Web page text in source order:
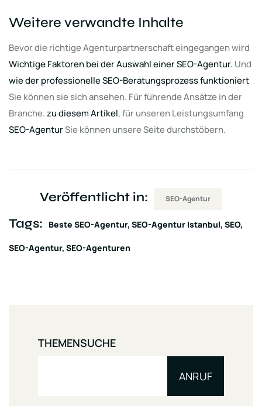
Weitere verwandte Inhalte
Bevor die richtige Agenturpartnerschaft eingegangen wird
Wichtige Faktoren bei der Auswahl einer SEO-Agentur. Und
wie der professionelle SEO-Beratungsprozess funktioniert
Sie können sie sich ansehen. Für führende Ansätze in der
Branche.zu diesem Artikel, für unseren Leistungsumfang
SEO-AgenturSie können unsere Seite durchstöbern.
Veröffentlicht in: SEO-Agentur
Tags: Beste SEO-Agentur SEO-Agentur Istanbul SEO
SEO-Agentur SEO-Agenturen
THEMENSUCHE
ANRUF